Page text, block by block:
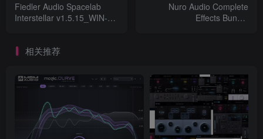
Fiedler Audio Spacelab
Interstellar v1.5.15_WIN-
Nuro Audio Complete
Effects Bundle
相关推荐